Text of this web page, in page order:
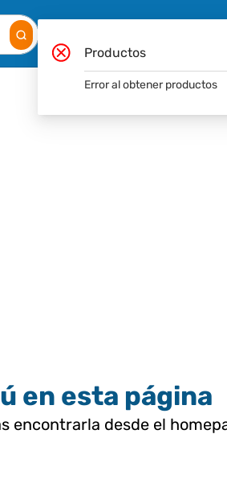
en esta página
encontrarla desde el
Productos
Error al obtener productos